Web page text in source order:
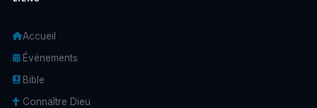
Accueil
Événements
Bible
Connaître Dieu